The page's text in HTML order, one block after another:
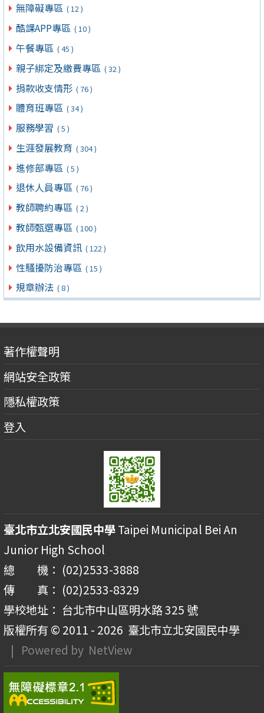
無障礙專區 ( 12 )
酷課APP專區 ( 10 )
午餐專區 ( 45 )
親子綁定及繳費專區 ( 32 )
捐款收支情形 ( 76 )
體育班專區 ( 34 )
服務學習 ( 5 )
生涯發展教育 ( 304 )
進修部專區 ( 5 )
退休人員專區 ( 76 )
教師聘約專區 ( 2 )
教師甄選專區 ( 100 )
飲用水設備資訊 ( 122 )
性騷擾防治專區 ( 15 )
規章辦法 ( 8 )
著作權聲明
網站安全政策
隱私權政策
登入
臺北市立北安國民中學Taipei Municipal Bei An
Junior High School
總 機： (02)2533-3888
傳 真： (02)2533-8329
學校地址： 台北市中山區明水路 325 號
版權所有 © 2011 - 2026 臺北市立北安國民中學
| Powered by NetView